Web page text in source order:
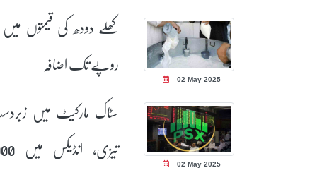
02 May 2025
روپے تک اضافہ
02 May 2025
سٹاک مارکیٹ میں
تیزی،